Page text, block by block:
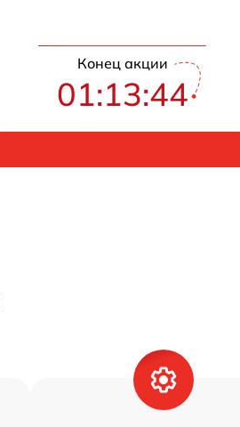
Конец акции
01:13:43